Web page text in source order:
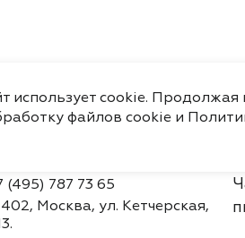
Видео Помощь
(495) 787 73 65
Москва, ул. Кетчерская,
использует cookie. Продолжая
файлов cookie и